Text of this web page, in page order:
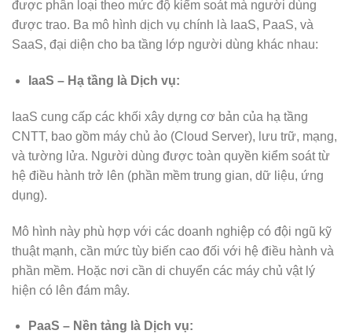
được phân loại theo mức độ kiểm soát mà người dùng
được trao. Ba mô hình dịch vụ chính là IaaS, PaaS, và
SaaS, đại diện cho ba tầng lớp người dùng khác nhau:
IaaS – Hạ tầng là Dịch vụ:
IaaS cung cấp các khối xây dựng cơ bản của hạ tầng
CNTT, bao gồm máy chủ ảo (Cloud Server), lưu trữ, mạng,
và tường lửa. Người dùng được toàn quyền kiểm soát từ
hệ điều hành trở lên (phần mềm trung gian, dữ liệu, ứng
dụng).
Mô hình này phù hợp với các doanh nghiệp có đội ngũ kỹ
thuật mạnh, cần mức tùy biến cao đối với hệ điều hành và
phần mềm. Hoặc nơi cần di chuyển các máy chủ vật lý
hiện có lên đám mây.
PaaS – Nền tảng là Dịch vụ: